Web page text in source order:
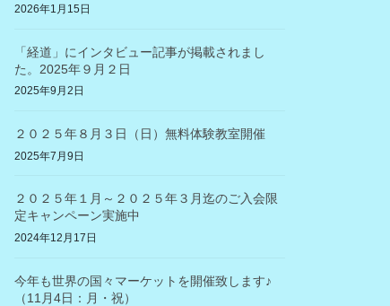
2026年1月15日
「経道」にインタビュー記事が掲載されまし
た。2025年９月２日
2025年9月2日
２０２５年８月３日（日）無料体験教室開催
2025年7月9日
２０２５年１月～２０２５年３月迄のご入会限
定キャンペーン実施中
2024年12月17日
今年も世界の国々マーケットを開催致します♪
（11月4日：月・祝）